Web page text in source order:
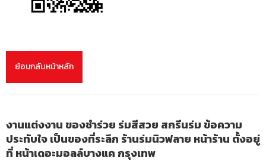
ย้อนกลับหน้าหลัก
งานแต่งงาน ของชำร่วย ร่มสีสวย สกรีนร่ม ข้อความ
ประทับใจ เป็นของที่ระลึก ร้านร่มนิวฟลาย หน้าร้าน ตั้งอยู่
ที่ หน้าเดอะมอลล์บางแค กรุงเทพ